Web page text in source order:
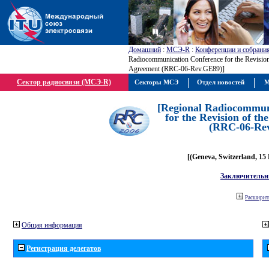
Домашний : МСЭ-R : Конференции и
Radiocommunication Conference for the
Agreement (RRC-06-Rev.GE89)]
Сектор радиосвязи (МСЭ-R)
[Regional
for the Revision of
(RRC-06-
[(Geneva, Switzerland, 15
Общая информация
Регистрация делегатов
Секторы МСЭ Отдел новостей